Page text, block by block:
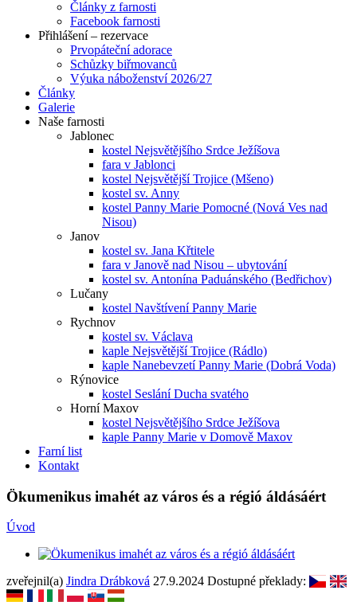
Články z farnosti
Facebook farnosti
Přihlášení – rezervace
Prvopáteční adorace
Schůzky biřmovanců
Výuka náboženství 2026/27
Články
Galerie
Naše farnosti
Jablonec
kostel Nejsvětějšího Srdce Ježíšova
fara v Jablonci
kostel Nejsvětější Trojice (Mšeno)
kostel sv. Anny
kostel Panny Marie Pomocné (Nová Ves nad
Nisou)
Janov
kostel sv. Jana Křtitele
fara v Janově nad Nisou – ubytování
kostel sv. Antonína Paduánského (Bedřichov)
Lučany
kostel Navštívení Panny Marie
Rychnov
kostel sv. Václava
kaple Nejsvětější Trojice (Rádlo)
kaple Nanebevzetí Panny Marie (Dobrá Voda)
Rýnovice
kostel Seslání Ducha svatého
Horní Maxov
kostel Nejsvětějšího Srdce Ježíšova
kaple Panny Marie v Domově Maxov
Farní list
Kontakt
Ökumenikus imahét az város és a régió áldásáért
Úvod
zveřejnil(a) Jindra Drábková 27.9.2024 Dostupné překlady: